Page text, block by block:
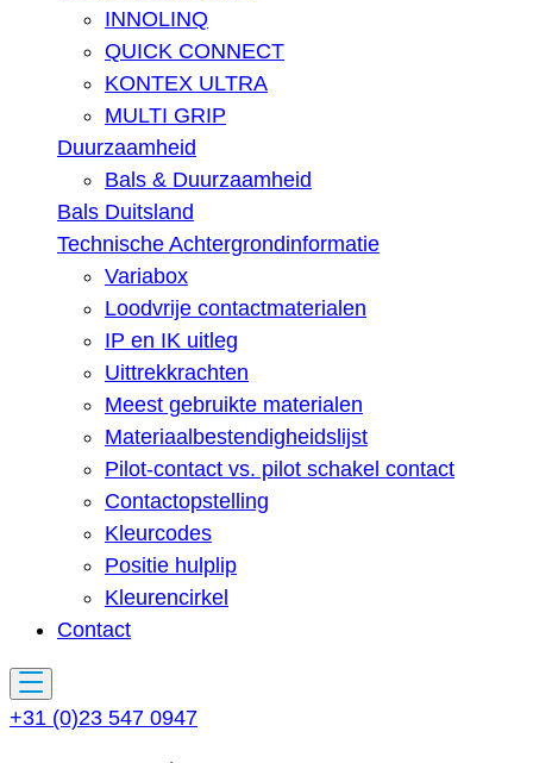
INNOLINQ
QUICK CONNECT
KONTEX ULTRA
MULTI GRIP
Duurzaamheid
Bals & Duurzaamheid
Bals Duitsland
Technische Achtergrondinformatie
Variabox
Loodvrije contactmaterialen
IP en IK uitleg
Uittrekkrachten
Meest gebruikte materialen
Materiaalbestendigheidslijst
Pilot-contact vs. pilot schakel contact
Contactopstelling
Kleurcodes
Positie hulplip
Kleurencirkel
Contact
+31 (0)23 547 0947